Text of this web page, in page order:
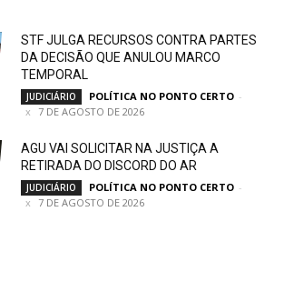
STF JULGA RECURSOS CONTRA PARTES
DA DECISÃO QUE ANULOU MARCO
TEMPORAL
JUDICIÁRIO POLÍTICA NO PONTO CERTO -
7 DE AGOSTO DE 2026
AGU VAI SOLICITAR NA JUSTIÇA A
RETIRADA DO DISCORD DO AR
JUDICIÁRIO POLÍTICA NO PONTO CERTO -
7 DE AGOSTO DE 2026